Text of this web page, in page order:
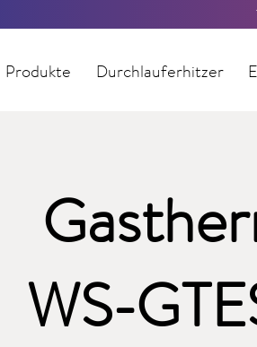
Produkte Durchlauferhitzer
WS-